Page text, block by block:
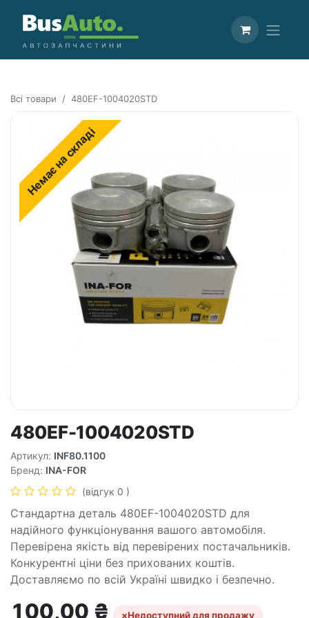
Всі товари 480EF-1004020STD
Немає на складі
480EF-1004020STD
Артикул: INF80.1100
Бренд: INA-FOR
(відгук 0 )
Стандартна деталь 480EF-1004020STD для
надійного функціонування вашого автомобіля.
Перевірена якість від перевірених постачальників.
Конкурентні ціни без прихованих коштів.
Доставляємо по всій Україні швидко і безпечно.
100,00 ₴ ×Недоступний для продажу